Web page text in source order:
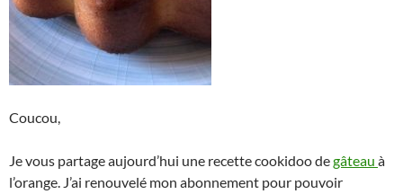
Coucou,
Je vous partage aujourd’hui une recette cookidoo degâteau à
l’orange. J’ai renouvelé mon abonnement pour pouvoir